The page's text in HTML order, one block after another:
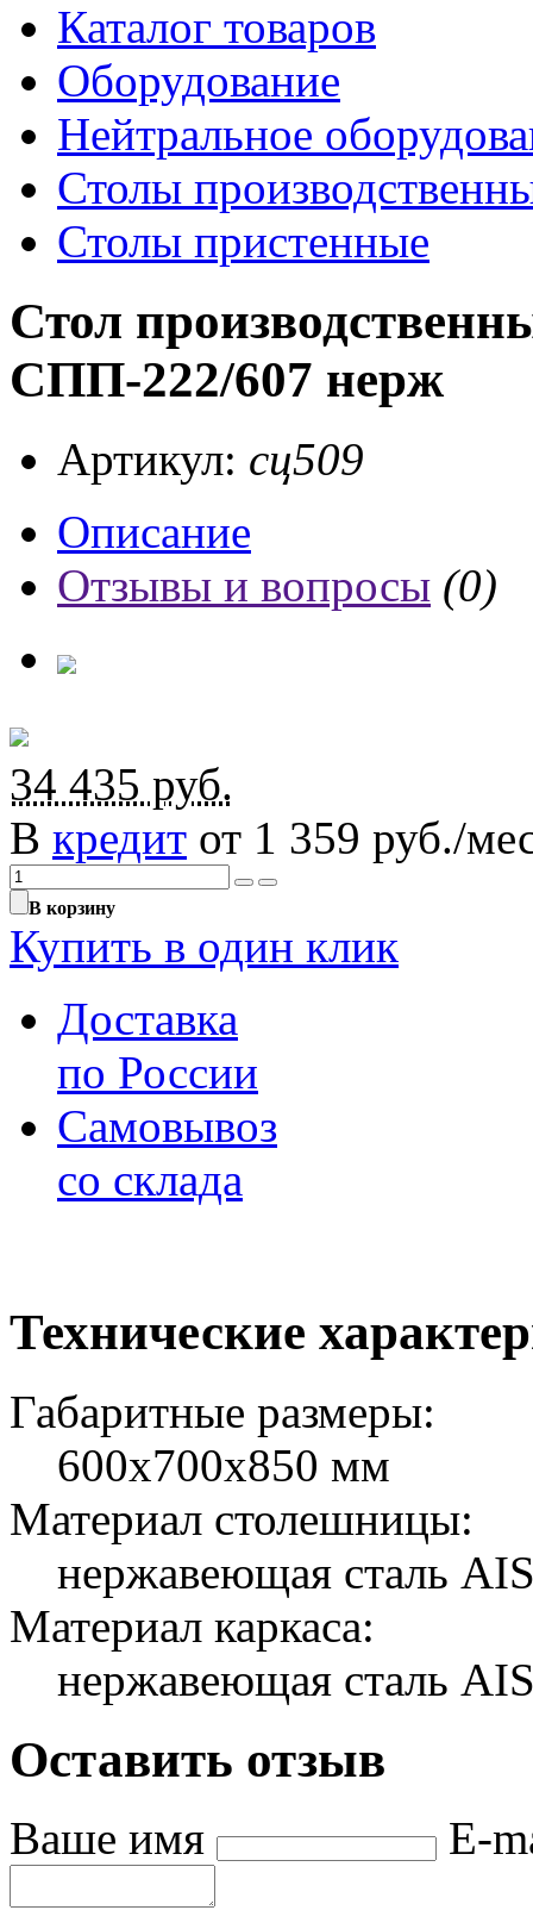
Каталог товаров
Оборудование
Нейтральное
Столы
Столы пристенные
Стол
СПП-222/607 нерж
Артикул: сц509
Описание
Отзывы и вопросы (0)
34 435 руб.
В кредит от 1 359 руб./
В корзину
Купить в один клик
Доставка
по России
Самовывоз
со склада
Технические
Габаритные размеры:
600х700х850 мм
Материал столешницы:
нержавеющая сталь
Материал каркаса:
нержавеющая сталь
Оставить отзыв
Ваше имя E-